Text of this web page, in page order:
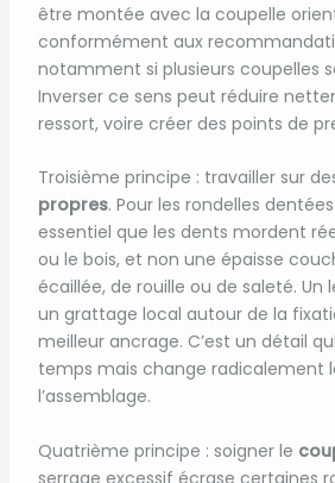
être montée avec la coupelle
conformément aux
notamment si plusieurs coupelles
Inverser ce sens peut réduire
ressort, voire créer des points de
Troisième principe : travailler sur
propres. Pour les rondelles
essentiel que les dents mordent
ou le bois, et non une épaisse
écaillée, de rouille ou de saleté.
un grattage local autour de la
meilleur ancrage. C’est un détail
temps mais change radicalement
l’assemblage.
Quatrième principe : soigner le
serrage excessif écrase certaines